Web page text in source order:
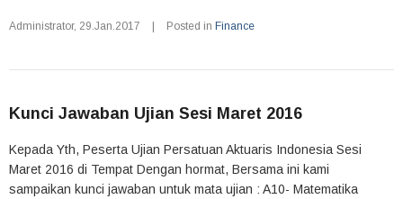
Administrator, 29.Jan.2017 Posted in Finance
Kunci Jawaban Ujian Sesi Maret 2016
Kepada Yth, Peserta Ujian Persatuan Aktuaris Indonesia Sesi
Maret 2016 di Tempat Dengan hormat, Bersama ini kami
sampaikan kunci jawaban untuk mata ujian : A10- Matematika